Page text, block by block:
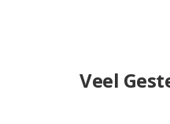
Veel